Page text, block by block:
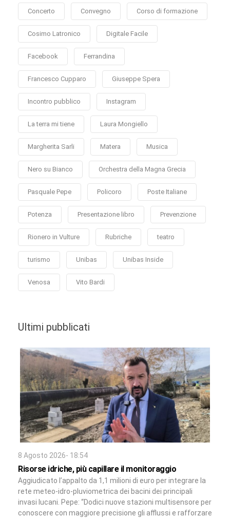
Concerto Convegno Corso di formazione
Cosimo Latronico Digitale Facile
Facebook Ferrandina
Francesco Cupparo Giuseppe Spera
Incontro pubblico Instagram
La terra mi tiene Laura Mongiello
Margherita Sarli Matera Musica
Nero su Bianco Orchestra della Magna Grecia
Pasquale Pepe Policoro Poste Italiane
Potenza Presentazione libro Prevenzione
Rionero in Vulture Rubriche teatro
turismo Unibas Unibas Inside
Venosa Vito Bardi
Ultimi pubblicati
8 Agosto 2026- 18:54
Risorse idriche, più capillare il monitoraggio
Aggiudicato l’appalto da 1,1 milioni di euro per integrare la
rete meteo-idro-pluviometrica dei bacini dei principali
invasi lucani. Pepe: “Dodici nuove stazioni multisensore per
conoscere con maggiore precisione gli afflussi e rafforzare